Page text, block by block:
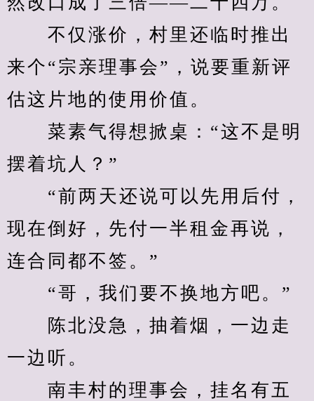
不仅涨价，村里还临时推出
来个“宗亲理事会”，说要重新评
估这片地的使用价值。
菜素气得想掀桌：“这不是明
摆着坑人？”
“前两天还说可以先用后付，
现在倒好，先付一半租金再说，
连合同都不签。”
“哥，我们要不换地方吧。”
陈北没急，抽着烟，一边走
一边听。
南丰村的理事会，挂名有五